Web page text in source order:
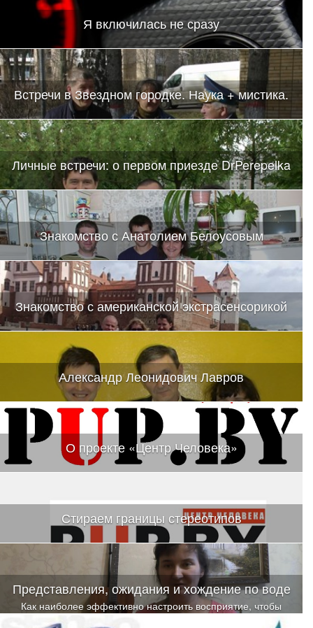
Я включилась не сразу
Встречи в Звездном городке. Наука + мистика.
Личные встречи: о первом приезде DrPerepelka
Знакомство с Анатолием Белоусовым
Знакомство с американской экстрасенсорикой
Александр Леонидович Лавров
О проекте «Центр Человека»
Стираем границы стереотипов
Представления, ожидания и хождение по воде
Как наиболее эффективно настроить восприятие, чтобы
инсайты и осознавания случались еще долгое время после